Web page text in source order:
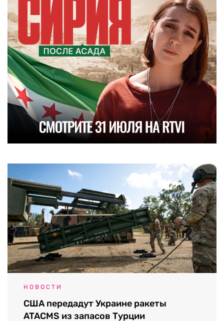
НОВОСТИ
США передадут Украине ракеты
ATACMS из запасов Турции